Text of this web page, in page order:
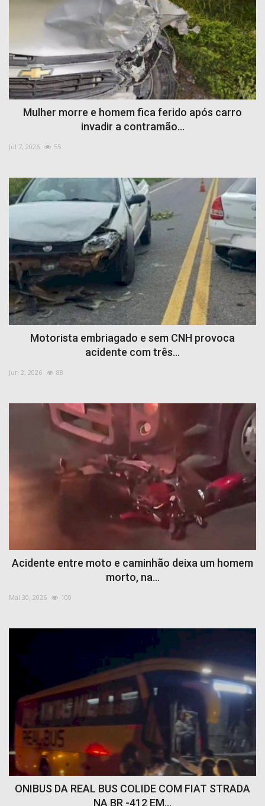
Mulher morre e homem fica ferido após carro
invadir a contramão...
Jul 7, 2026 55
Motorista embriagado e sem CNH provoca
acidente com três...
Jun 2, 2026 88
Acidente entre moto e caminhão deixa um homem
morto, na...
Mai 30, 2026 100
ONIBUS DA REAL BUS COLIDE COM FIAT STRADA
NA BR -412 EM...